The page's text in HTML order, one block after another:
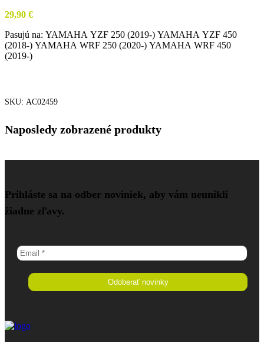
29,90 €
Pasujú na: YAMAHA YZF 250 (2019-) YAMAHA YZF 450
(2018-) YAMAHA WRF 250 (2020-) YAMAHA WRF 450
(2019-)
SKU: AC02459
Naposledy zobrazené produkty
Prihláste sa na odber noviniek, aby vám neunikli
žiadne zľavy.